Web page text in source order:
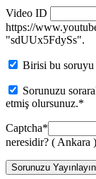
Video ID
https://
"sdUUx5FdySs".
Birisi bu soruyu
Sorunuzu
etmiş olursunuz.*
Captcha*
neresidir? ( Ankara )
Sorunuzu Yayınlayın